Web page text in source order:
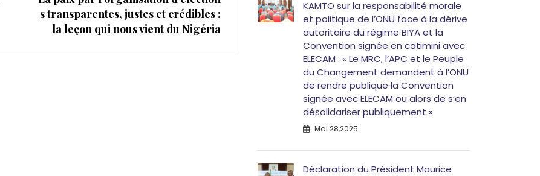
s transparentes, justes et crédibles :
la leçon qui nous vient du Nigéria
KAMTO sur la responsabilité morale
et politique de l’ONU face à la dérive
autoritaire du régime BIYA et la
Convention signée en catimini avec
ELECAM : « Le MRC, l’APC et le Peuple
du Changement demandent à l’ONU
de rendre publique la Convention
signée avec ELECAM ou alors de s’en
désolidariser publiquement »
Mai 28,2025
Déclaration du Président Maurice